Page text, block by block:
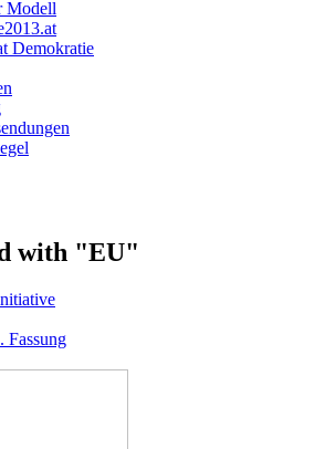
Modell
Demokratie
with "EU"
Fassung